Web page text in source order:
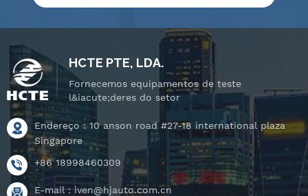
HCTE PTE, LDA.
Fornecemos equipamentos de teste
l&iacute;deres do setor
Endereço : 10 anson road #27-18 international plaza
Singapore
+86 18998460309
E-mail :iven@hjauto.com.cn